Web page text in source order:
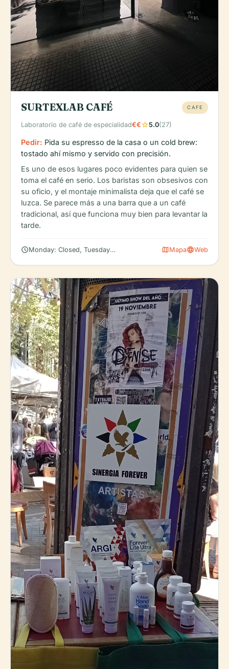
SURTEXLAB CAFÉ CAFE
Laboratorio de café de especialidad€€star5.0(27)
Pedir: Pida su espresso de la casa o un cold brew:
tostado ahí mismo y servido con precisión.
Es uno de esos lugares poco evidentes para quien se
toma el café en serio. Los baristas son obsesivos con
su oficio, y el montaje minimalista deja que el café se
luzca. Se parece más a una barra que a un café
tradicional, así que funciona muy bien para levantar la
tarde.
scheduleMonday: Closed, Tuesday: 2:00 – 7:30 PM, Wednesday: 2:00 –
mapMapalanguageWeb